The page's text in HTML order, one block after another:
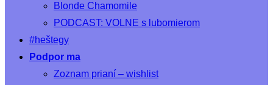
Blonde Chamomile
PODCAST: VOLNE s lubomierom
#heštegy
Podpor ma
Zoznam prianí – wishlist